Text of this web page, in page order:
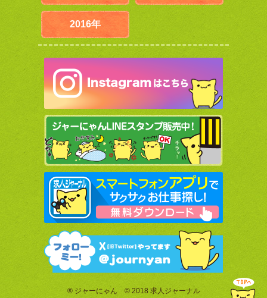
2016年
®ジャーにゃん ©2018 求人ジャーナル